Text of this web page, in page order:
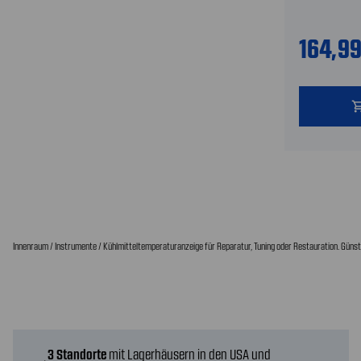
Innenraum / Instrumente / Kühlmitteltemperaturanzeige für Reparatur, Tuning oder Restauration.
3 Standorte mit Lagerhäusern in den USA und